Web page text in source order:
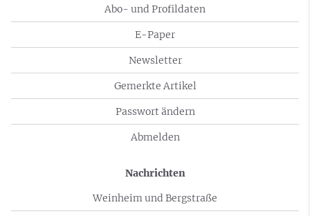
Abo- und Profildaten
E-Paper
Newsletter
Gemerkte Artikel
Passwort ändern
Abmelden
Nachrichten
Weinheim und Bergstraße